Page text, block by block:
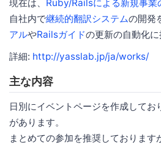
現在は、 Ruby/Railsによる新規事業
自社内で継続的翻訳システムの開発
アルやRailsガイドの更新の自動化に
詳細: http://yasslab.jp/ja/works/
主な内容
日別にイベントページを作成して
があります。
まとめての参加を推奨しております